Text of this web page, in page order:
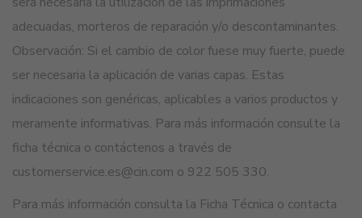
adecuadas, morteros de reparación y/o descontaminantes.
Observación: Si el cambio de color fuese muy fuerte, puede
ser necesaria la aplicación de varias capas. Estas
indicaciones son genéricas, aplicables a varios productos y
meramente informativas. Para más información consulte la
ficha técnica o contáctenos a través de
customerservice.es@cin.com o 922 505 330.
Para más información consulta la Ficha Técnica o contacta